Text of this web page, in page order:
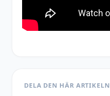
DELA DEN HÄR ARTIKELN